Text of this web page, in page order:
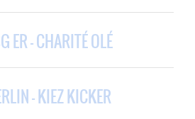
ER – CHARITÉ OLÉ
– KIEZ KICKER